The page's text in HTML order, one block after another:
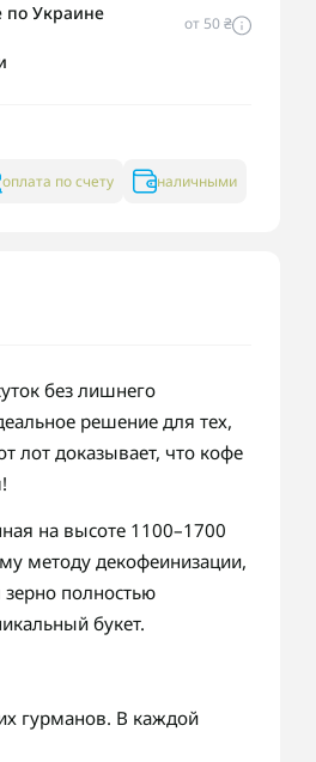
по Украине от 50 ₴
оплата по счету наличными
без лишнего
решение для тех,
лот доказывает, что кофе
на высоте 1100–1700
методу декофеинизации,
полностью
букет.
гурманов. В каждой